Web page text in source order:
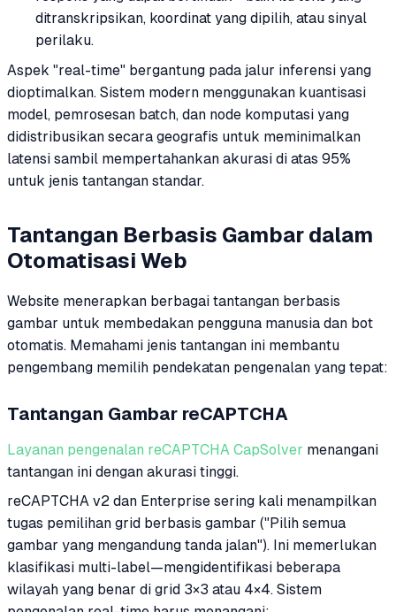
ditranskripsikan, koordinat yang dipilih, atau sinyal
perilaku.
Aspek "real-time" bergantung pada jalur inferensi yang
dioptimalkan. Sistem modern menggunakan kuantisasi
model, pemrosesan batch, dan node komputasi yang
didistribusikan secara geografis untuk meminimalkan
latensi sambil mempertahankan akurasi di atas 95%
untuk jenis tantangan standar.
Tantangan Berbasis Gambar dalam
Otomatisasi Web
Website menerapkan berbagai tantangan berbasis
gambar untuk membedakan pengguna manusia dan bot
otomatis. Memahami jenis tantangan ini membantu
pengembang memilih pendekatan pengenalan yang tepat:
Tantangan Gambar reCAPTCHA
Layanan pengenalan reCAPTCHA CapSolver menangani
tantangan ini dengan akurasi tinggi.
reCAPTCHA v2 dan Enterprise sering kali menampilkan
tugas pemilihan grid berbasis gambar ("Pilih semua
gambar yang mengandung tanda jalan"). Ini memerlukan
klasifikasi multi-label—mengidentifikasi beberapa
wilayah yang benar di grid 3×3 atau 4×4. Sistem